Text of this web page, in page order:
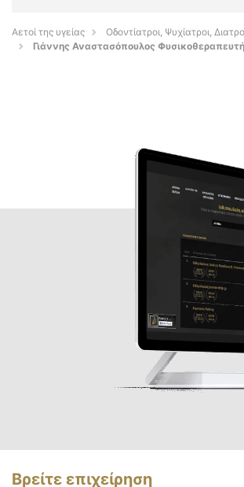
Αετοί της υγείας
Οδοντίατροι, Ψυχίατροι,
Γιάννης Αναστασόπουλος
Βρείτε επιχείρηση